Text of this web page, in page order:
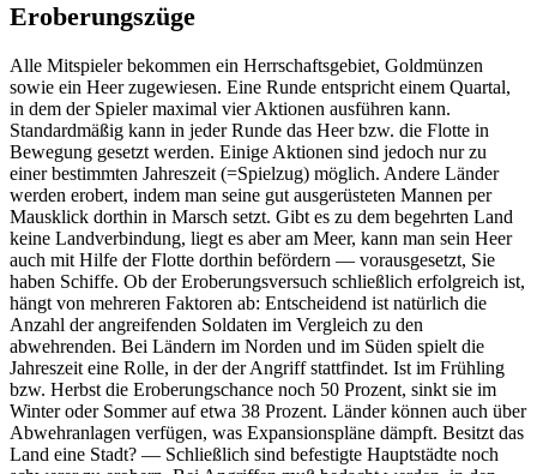
Eroberungszüge
Alle Mitspieler bekommen ein Herrschaftsgebiet, Goldmünzen
sowie ein Heer zugewiesen. Eine Runde entspricht einem Quartal,
in dem der Spieler maximal vier Aktionen ausführen kann.
Standardmäßig kann in jeder Runde das Heer bzw. die Flotte in
Bewegung gesetzt werden. Einige Aktionen sind jedoch nur zu
einer bestimmten Jahreszeit (=Spielzug) möglich. Andere Länder
werden erobert, indem man seine gut ausgerüsteten Mannen per
Mausklick dorthin in Marsch setzt. Gibt es zu dem begehrten Land
keine Landverbindung, liegt es aber am Meer, kann man sein Heer
auch mit Hilfe der Flotte dorthin befördern — vorausgesetzt, Sie
haben Schiffe. Ob der Eroberungsversuch schließlich erfolgreich ist,
hängt von mehreren Faktoren ab: Entscheidend ist natürlich die
Anzahl der angreifenden Soldaten im Vergleich zu den
abwehrenden. Bei Ländern im Norden und im Süden spielt die
Jahreszeit eine Rolle, in der der Angriff stattfindet. Ist im Frühling
bzw. Herbst die Eroberungschance noch 50 Prozent, sinkt sie im
Winter oder Sommer auf etwa 38 Prozent. Länder können auch über
Abwehranlagen verfügen, was Expansionspläne dämpft. Besitzt das
Land eine Stadt? — Schließlich sind befestigte Hauptstädte noch